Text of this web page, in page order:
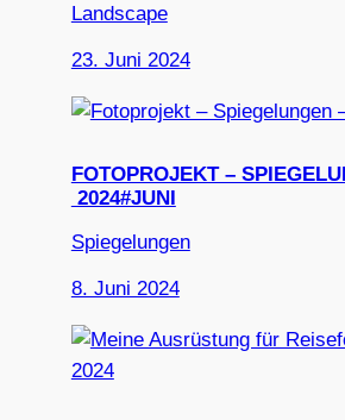
Landscape
23. Juni 2024
FOTOPROJEKT –
2024#JUNI
Spiegelungen
8. Juni 2024